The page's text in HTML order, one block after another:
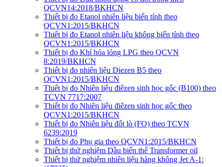
QCVN14:2018/BKHCN
Thiết bị đo Etanol nhiên liệu biến tính theo
QCVN1:2015/BKHCN
Thiết bị đo Etanol nhiên liệu không biến tính theo
QCVN1:2015/BKHCN
Thiết bị đo Khí hóa lỏng LPG theo QCVN
8:2019/BKHCN
Thiết bị đo nhiên liệu Diezen B5 theo
QCVN1:2015/BKHCN
Thiết bị đo Nhiên liệu điêzen sinh học gốc (B100) theo
TCVN 7717:2007
Thiết bị đo Nhiên liệu điêzen sinh học gốc theo
QCVN1:2015/BKHCN
Thiết bị đo Nhiên liệu đốt lò (FO) theo TCVN
6239:2019
Thiết bị đo Phụ gia theo QCVN1:2015/BKHCN
Thiết bị thử nghiệm Dầu biến thế Transformer oil
Thiết bị thử nghiệm nhiên liệu hàng không Jet A-1: